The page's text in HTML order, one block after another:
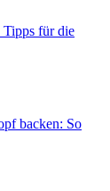
Tipps für die
backen: So